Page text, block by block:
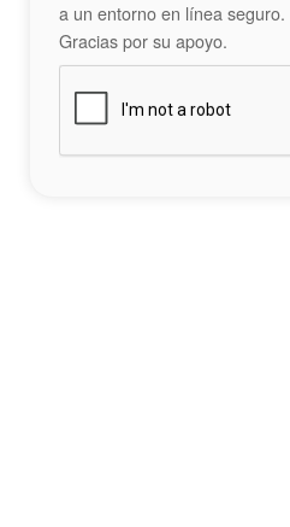
a un entorno en línea seguro.
Gracias por su apoyo.